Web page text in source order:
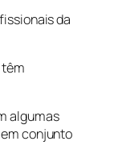
da
algumas
conjunto